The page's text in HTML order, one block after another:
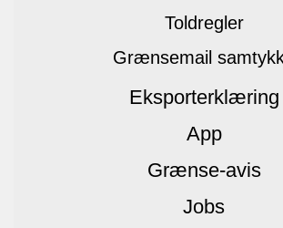
Toldregler
Grænsemail
Eksporterklæring
App
Grænse-avis
Jobs